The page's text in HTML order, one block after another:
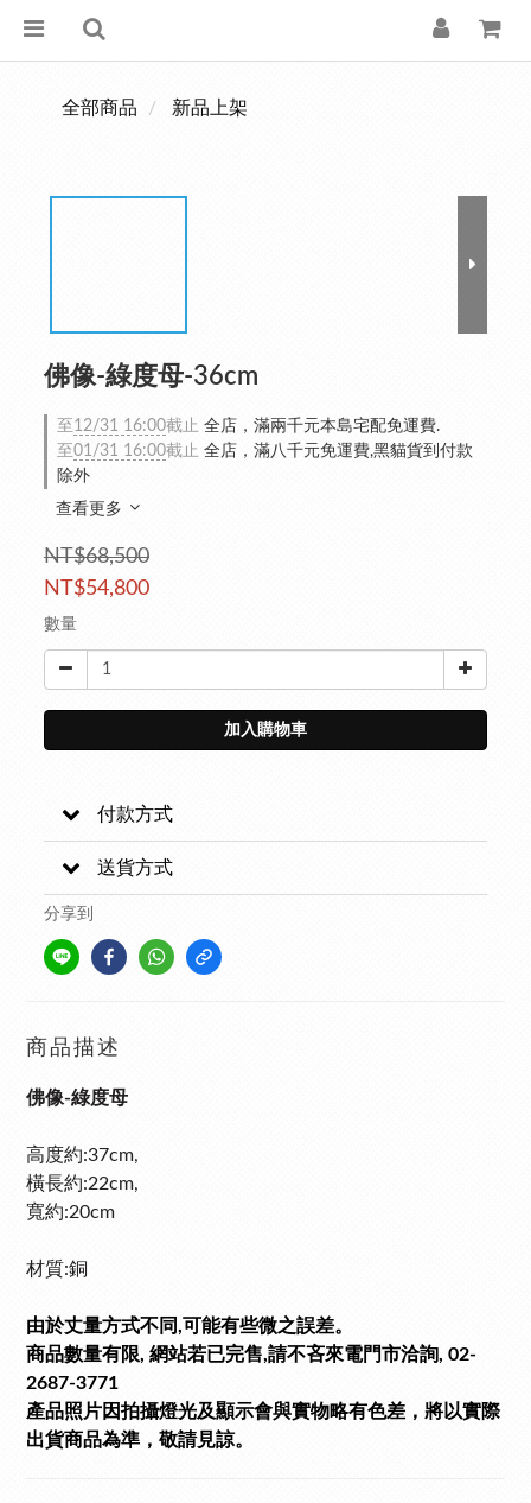
全部商品 新品上架
佛像-綠度母-36cm
至 12/31 16:00截止 全店，滿兩千元本島宅配免運費.
至01/31 16:00截止 全店，滿八千元免運費,黑貓貨到付款
除外
查看更多
NT$68,500
NT$54,800
數量
加入購物車
付款方式
送貨方式
分享到
商品描述
佛像-綠度母
高度約:37cm,
橫長約:22cm,
寬約:20cm
材質:銅
由於丈量方式不同,可能有些微之誤差。
商品數量有限, 網站若已完售,請不吝來電門市洽詢, 02-
2687-3771
產品照片因拍攝燈光及顯示會與實物略有色差，將以實際
出貨商品為準，敬請見諒。